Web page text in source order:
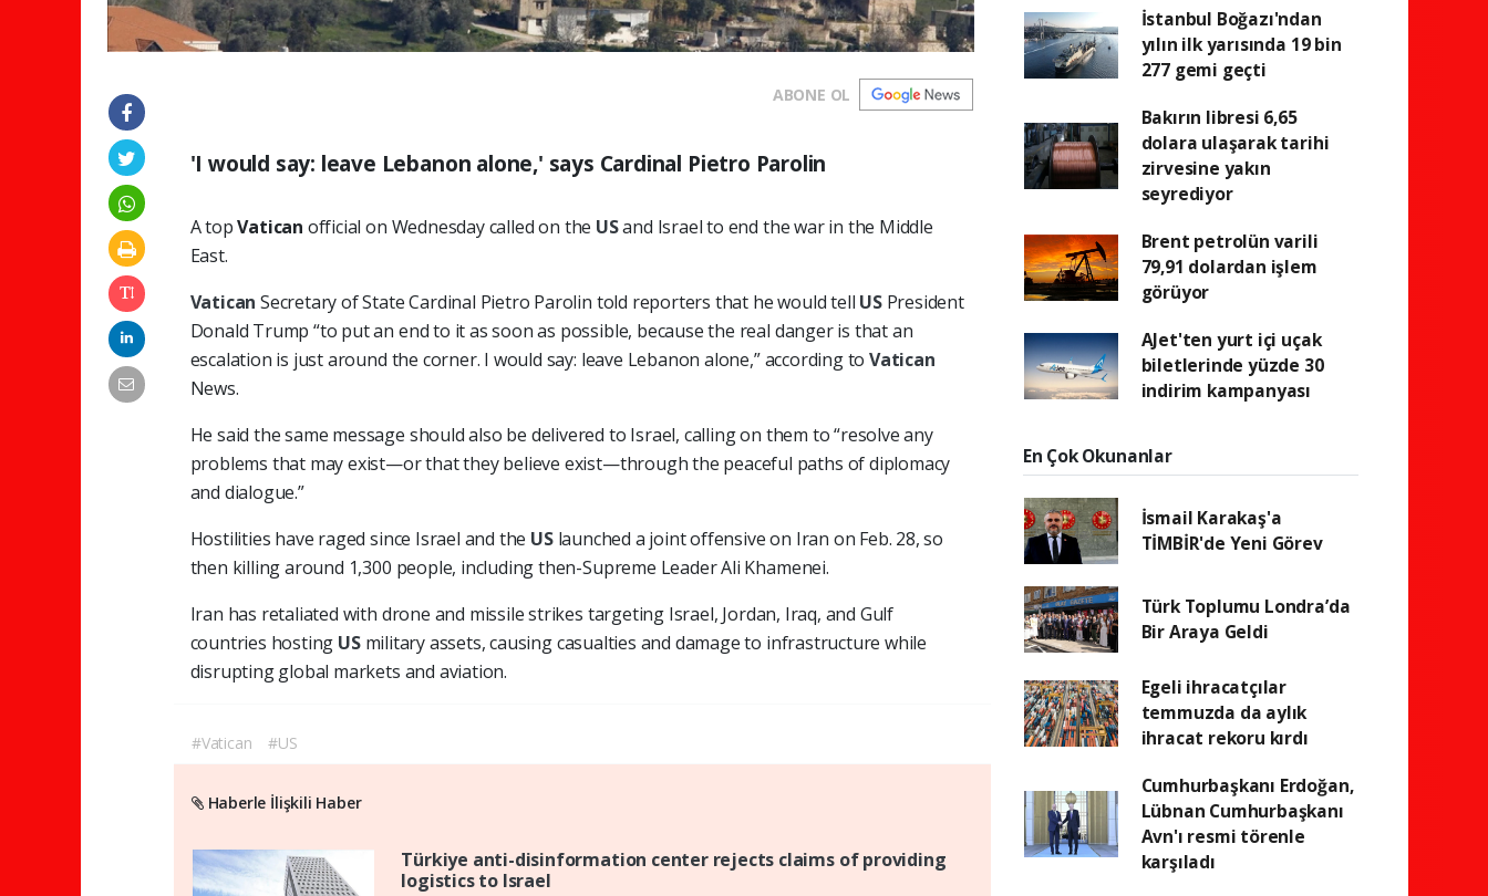
ABONE OL
'I would say: leave Lebanon alone,' says Cardinal Pietro Parolin
A topVatican official on Wednesday called on the USand Israel to end the war in the Middle
East.
Vatican Secretary of State Cardinal Pietro Parolin told reporters that he would tell US President
Donald Trump “to put an end to it as soon as possible, because the real danger is that an
escalation is just around the corner. I would say: leave Lebanon alone,” according toVatican
News.
He said the same message should also be delivered to Israel, calling on them to “resolve any
problems that may exist—or that they believe exist—through the peaceful paths of diplomacy
and dialogue.”
Hostilities have raged since Israel and the US launched a joint offensive on Iran on Feb. 28, so
then killing around 1,300 people, including then-Supreme Leader Ali Khamenei.
Iran has retaliated with drone and missile strikes targeting Israel, Jordan, Iraq, and Gulf
countries hosting US military assets, causing casualties and damage to infrastructure while
disrupting global markets and aviation.
#Vatican #US
Haberle İlişkili Haber
Türkiye anti-disinformation center rejects claims of providing
logistics to Israel
İstanbul Boğazı'ndan
yılın ilk yarısında 19 bin
277 gemi geçti
Bakırın libresi 6,65
dolara ulaşarak tarihi
zirvesine yakın
seyrediyor
Brent petrolün varili
79,91 dolardan işlem
görüyor
AJet'ten yurt içi uçak
biletlerinde yüzde 30
indirim kampanyası
En Çok Okunanlar
İsmail Karakaş'a
TİMBİR'de Yeni Görev
Türk Toplumu Londra’da
Bir Araya Geldi
Egeli ihracatçılar
temmuzda da aylık
ihracat rekoru kırdı
Cumhurbaşkanı Erdoğan,
Lübnan Cumhurbaşkanı
Avn'ı resmi törenle
karşıladı